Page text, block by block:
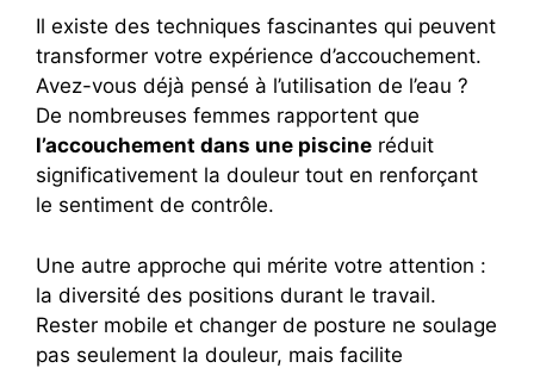
Il existe des techniques fascinantes qui peuvent
transformer votre expérience d’accouchement.
Avez-vous déjà pensé à l’utilisation de l’eau ?
De nombreuses femmes rapportent que
l’accouchement dans une piscine réduit
significativement la douleur tout en renforçant
le sentiment de contrôle.
Une autre approche qui mérite votre attention :
la diversité des positions durant le travail.
Rester mobile et changer de posture ne soulage
pas seulement la douleur, mais facilite